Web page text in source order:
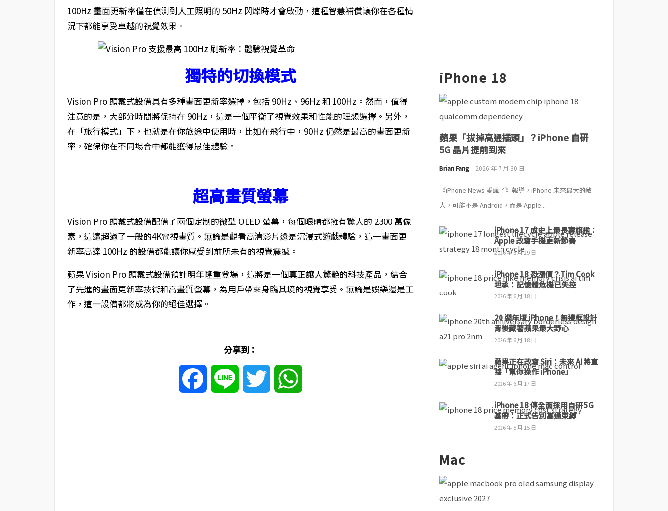
100Hz 畫面更新率僅在偵測到人工照明的 50Hz 閃爍時才會啟動，這種智慧補償讓你在各種情
況下都能享受卓越的視覺效果。
獨特的切換模式
Vision Pro 頭戴式設備具有多種畫面更新率選擇，包括 90Hz、96Hz 和 100Hz。然而，值得
注意的是，大部分時間將保持在 90Hz，這是一個平衡了視覺效果和性能的理想選擇。另外，
在「旅行模式」下，也就是在你旅途中使用時，比如在飛行中，90Hz 仍然是最高的畫面更新
率，確保你在不同場合中都能獲得最佳體驗。
超高畫質螢幕
Vision Pro 頭戴式設備配備了兩個定制的微型 OLED 螢幕，每個眼睛都擁有驚人的 2300 萬像
素，這遠超過了一般的4K電視畫質。無論是觀看高清影片還是沉浸式遊戲體驗，這一畫面更
新率高達 100Hz 的設備都能讓你感受到前所未有的視覺震撼。
蘋果 Vision Pro 頭戴式設備預計明年隆重登場，這將是一個真正讓人驚艷的科技產品，結合
了先進的畫面更新率技術和高畫質螢幕，為用戶帶來身臨其境的視覺享受。無論是娛樂還是工
作，這一設備都將成為你的絕佳選擇。
分享到：
Facebook Line Twitter
iPhone 18
蘋果「拔掉高通插頭」？iPhone 自研
5G 晶片提前到來
Brian Fang 2026 年 7 月 30 日
《iPhone News 愛瘋了》報導，iPhone 未來最大的敵
人，可能不是 Android，而是 Apple...
iPhone 17 成史上最長壽旗艦：
Apple 改寫手機更新節奏
2026 年 6 月 29 日
iPhone 18 恐漲價？Tim Cook
坦承：記憶體危機已失控
2026 年 6 月 18 日
20 週年版 iPhone！無邊框設計
背後藏著蘋果最大野心
2026 年 6 月 18 日
蘋果正在改寫 Siri：未來 AI 將直
接「幫你操作 iPhone」
2026 年 6 月 17 日
iPhone 18 傳全面採用自研 5G
基帶：正式告別高通束縛
2026 年 5 月 15 日
Mac